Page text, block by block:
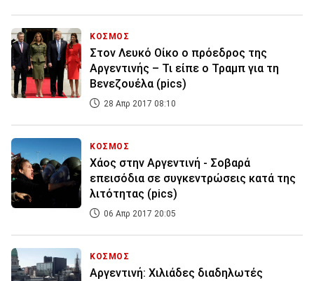
ΚΟΣΜΟΣ
Στον Λευκό Οίκο ο πρόεδρος της
Αργεντινής – Τι είπε ο Τραμπ για τη
Βενεζουέλα (pics)
28 Απρ 2017 08:10
ΚΟΣΜΟΣ
Χάος στην Αργεντινή - Σοβαρά
επεισόδια σε συγκεντρώσεις κατά της
λιτότητας (pics)
06 Απρ 2017 20:05
ΚΟΣΜΟΣ
Αργεντινή: Χιλιάδες διαδηλωτές